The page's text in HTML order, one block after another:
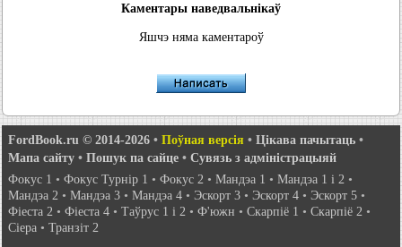
Каментары наведвальнікаў
Яшчэ няма каментароў
FordBook.ru © 2014-2026 • Поўная версія • Цікава пачытаць •
Мапа сайту • Пошук па сайце • Сувязь з адміністрацыяй
Фокус 1 • Фокус Турнір 1 • Фокус 2 • Мандэа 1 • Мандэа 1 і 2 •
Мандэа 2 • Мандэа 3 • Мандэа 4 • Эскорт 3 • Эскорт 4 • Эскорт 5 •
Фіеста 2 • Фіеста 4 • Таўрус 1 і 2 • Ф'южн • Скарпіё 1 • Скарпіё 2 •
Сіера • Транзіт 2